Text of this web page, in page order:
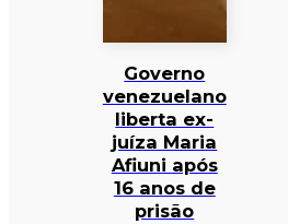
Governo
venezuelano
liberta ex-
juíza Maria
Afiuni após
16 anos de
prisão